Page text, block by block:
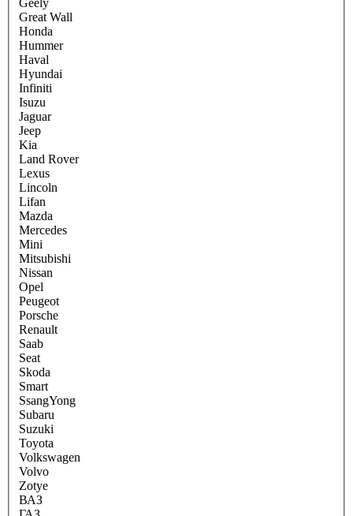
Great Wall
Honda
Hummer
Haval
Hyundai
Infiniti
Isuzu
Jaguar
Jeep
Kia
Land Rover
Lexus
Lincoln
Lifan
Mazda
Mercedes
Mini
Mitsubishi
Nissan
Opel
Peugeot
Porsche
Renault
Saab
Seat
Skoda
Smart
SsangYong
Subaru
Suzuki
Toyota
Volkswagen
Volvo
Zotye
ВАЗ